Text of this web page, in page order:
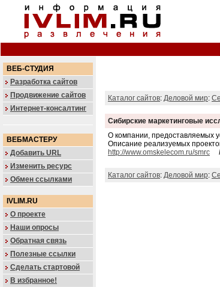
ВЕБ-СТУДИЯ
Разработка сайтов
Продвижение сайтов
Интернет-консалтинг
ВЕБМАСТЕРУ
Добавить URL
Изменить ресурс
Обмен ссылками
IVLIM.RU
О проекте
Наши опросы
Обратная связь
Полезные ссылки
Сделать стартовой
В избранное!
Каталог сайтов: Деловой мир:
Сибирские маркетинговые
О компании, предоставляемых
Описание реализуемых
http://www.omskelecom.ru/smrc
Каталог сайтов: Деловой мир: